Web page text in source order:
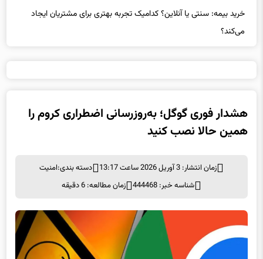
خری
همین حالا نصب کنید
شناسه خبر: 444468
زمان مطالعه: 6 دقیقه